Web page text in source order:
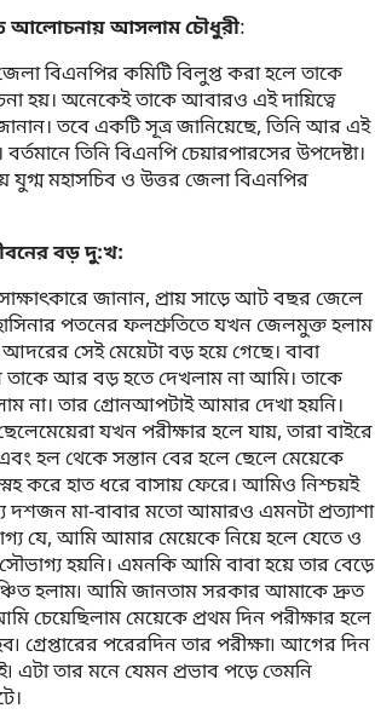
আলোচনায় আসলাম চৌধুরী:
জেলা বিএনপির কমিটি বিলুপ্ত করা হলে তাকে
হয়। অনেকেই তাকে আবারও এই দায়িত্বে
তবে একটি সূত্র জানিয়েছে, তিনি আর এই
বর্তমানে তিনি বিএনপি চেয়ারপারসের উপদেষ্টা।
যুগ্ম মহাসচিব ও উত্তর জেলা বিএনপির
বড় দু:খ:
জানান, প্রায় সাড়ে আট বছর জেলে
হাসিনার পতনের ফলশ্রুতিতে যখন জেলমুক্ত হলাম
সেই মেয়েটা বড় হয়ে গেছে। বাবা
তাকে আর বড় হতে দেখলাম না আমি। তাকে
না। তার গ্রোনআপটাই আমার দেখা হয়নি।
যখন পরীক্ষার হলে যায়, তারা বাইরে
হল থেকে সন্তান বের হলে ছেলে মেয়েকে
করে হাত ধরে বাসায় ফেরে। আমিও নিশ্চয়ই
দশজন মা-বাবার মতো আমারও এমনটা প্রত্যাশা
যে, আমি আমার মেয়েকে নিয়ে হলে যেতে ও
হয়নি। এমনকি আমি বাবা হয়ে তার বেড়ে
হলাম৷ আমি জানতাম সরকার আমাকে দ্রুত
চেয়েছিলাম মেয়েকে প্রথম দিন পরীক্ষার হলে
গ্রেপ্তারের পরেরদিন তার পরীক্ষা৷ আগের দিন
এটা তার মনে যেমন প্রভাব পড়ে তেমনি